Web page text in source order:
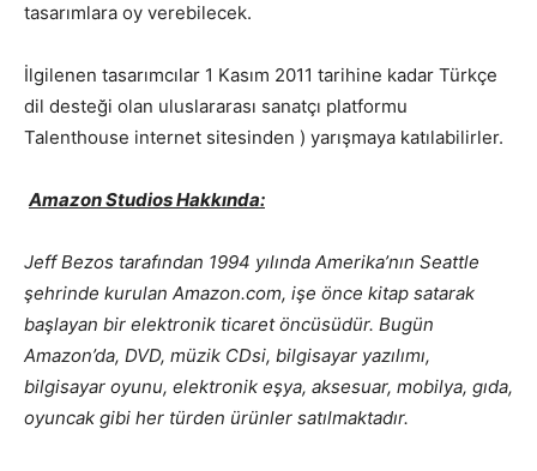
tasarımlara oy verebilecek.
İlgilenen tasarımcılar 1 Kasım 2011 tarihine kadar Türkçe
dil desteği olan uluslararası sanatçı platformu
Talenthouse internet sitesinden ) yarışmaya katılabilirler.
Amazon Studios Hakkında:
Jeff Bezos tarafından 1994 yılında Amerika’nın Seattle
şehrinde kurulan Amazon.com, işe önce kitap satarak
başlayan bir elektronik ticaret öncüsüdür. Bugün
Amazon’da, DVD, müzik CDsi, bilgisayar yazılımı,
bilgisayar oyunu, elektronik eşya, aksesuar, mobilya, gıda,
oyuncak gibi her türden ürünler satılmaktadır.